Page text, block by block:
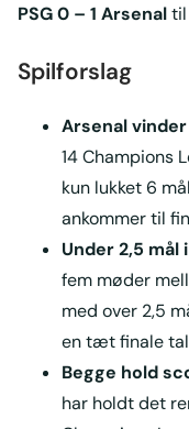
PSG 0 – 1 Arsenaltil
Spilforslag
Arsenal vinder
14 Champions
kun lukket 6
ankommer til
Under 2,5 mål
fem møder
med over 2,5
en tæt finale
Begge hold
har holdt det